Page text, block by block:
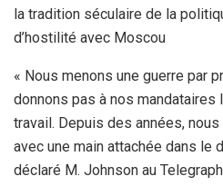
la tradition séculaire de la
d’hostilité avec Moscou
« Nous menons une guerre par
donnons pas à nos
travail. Depuis des années,
avec une main attachée dans le
déclaré M. Johnson au